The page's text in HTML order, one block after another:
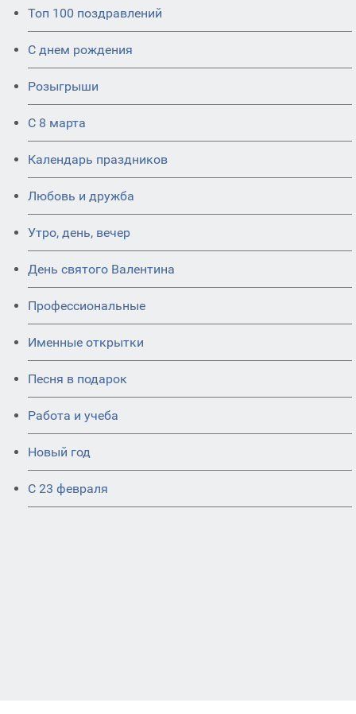
Топ 100 поздравлений
С днем рождения
Розыгрыши
С 8 марта
Календарь праздников
Любовь и дружба
Утро, день, вечер
День святого Валентина
Профессиональные
Именные открытки
Песня в подарок
Работа и учеба
Новый год
С 23 февраля